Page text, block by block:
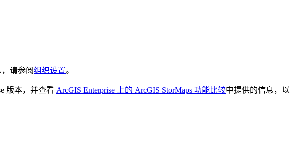
请参阅组织设置。
版本，并查看 ArcGIS Enterprise 上的 ArcGIS StorMaps 功能比较中提供的信息，以